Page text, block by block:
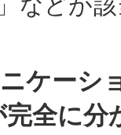
ケーシ
全に分